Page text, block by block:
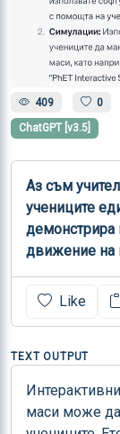
409 0
ChatGPT [v3.5]
Аз съм
учениците
демонстрира
движение на
Like
TEXT OUTPUT
маси може да